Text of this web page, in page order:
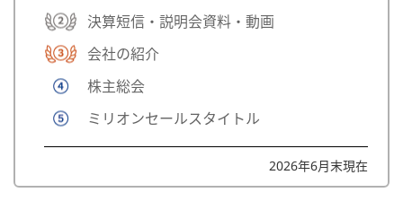
決算短信・説明会資料・動画
会社の紹介
株主総会
ミリオンセールスタイトル
2026年6月末現在